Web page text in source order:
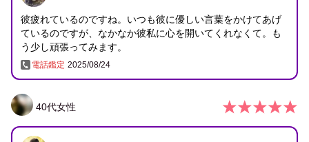
彼疲れているのですね。いつも彼に優しい言葉をかけてあげ
ているのですが、なかなか彼私に心を開いてくれなくて。も
う少し頑張ってみます。
電話鑑定 2025/08/24
40代女性